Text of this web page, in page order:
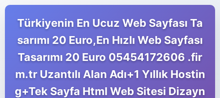
Türkiyenin En Ucuz Web Sayfası Ta
sarımı 20 Euro,En Hızlı Web Sayfası
Tasarımı 20 Euro 05454172606 .fir
m.tr Uzantılı Alan Adı+1 Yıllık Hostin
g+Tek Sayfa Html Web Sitesi Dizayn